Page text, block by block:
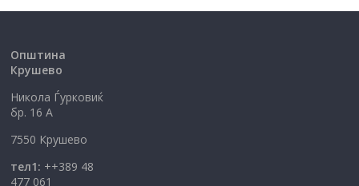
Општина
Крушево
Никола Ѓурковиќ
бр. 16 А
7550 Крушево
тел1: ++389 48
477 061